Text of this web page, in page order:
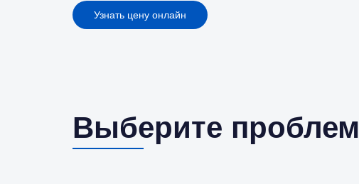
Узнать цену онлайн
Выберите